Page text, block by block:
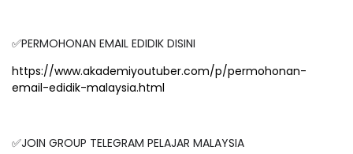
✅PERMOHONAN EMAIL EDIDIK DISINI
https://www.akademiyoutuber.com/p/permohonan-
email-edidik-malaysia.html
✅JOIN GROUP TELEGRAM PELAJAR MALAYSIA